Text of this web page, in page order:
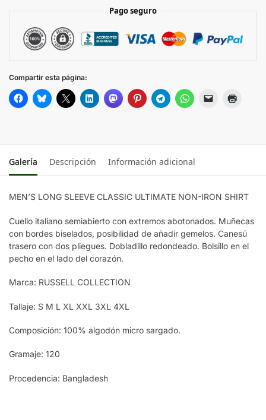
Pago seguro
Compartir esta página:
Galería Descripción Información adicional
MEN’S LONG SLEEVE CLASSIC ULTIMATE NON-IRON SHIRT
Cuello italiano semiabierto con extremos abotonados. Muñecas
con bordes biselados, posibilidad de añadir gemelos. Canesú
trasero con dos pliegues. Dobladillo redondeado. Bolsillo en el
pecho en el lado del corazón.
Marca: RUSSELL COLLECTION
Tallaje: S M L XL XXL 3XL 4XL
Composición: 100% algodón micro sargado.
Gramaje: 120
Procedencia: Bangladesh